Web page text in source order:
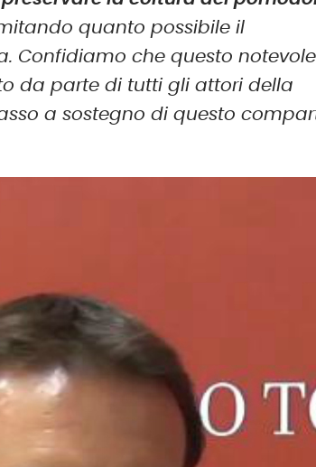
quanto possibile il
Confidiamo che questo notevole
da parte di tutti gli attori della
a sostegno di questo